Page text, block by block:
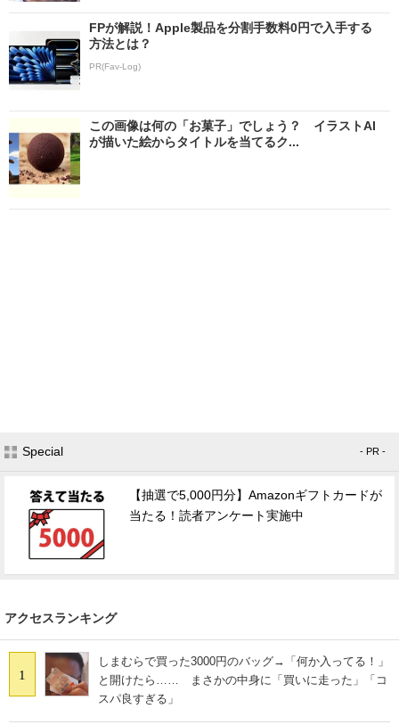
FPが解説！Apple製品を分割手数料0円で入手する
方法とは？
PR(Fav-Log)
この画像は何の「お菓子」でしょう？ イラストAI
が描いた絵からタイトルを当てるク...
Special - PR -
【抽選で5,000円分】Amazonギフトカードが
当たる！読者アンケート実施中
アクセスランキング
1
しまむらで買った3000円のバッグ→「何か入ってる！」
と開けたら…… まさかの中身に「買いに走った」「コ
スパ良すぎる」